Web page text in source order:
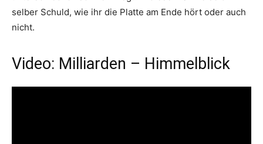
selber Schuld, wie ihr die Platte am Ende hört oder auch
nicht.
Video: Milliarden – Himmelblick